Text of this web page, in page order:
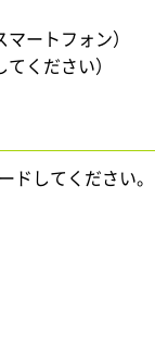
ートフォン）
ください）
してください。